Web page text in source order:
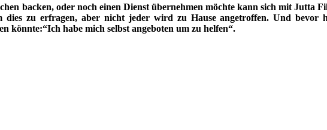
backen, oder noch einen Dienst übernehmen möchte kann sich mit
zu erfragen, aber nicht jeder wird zu Hause angetroffen. Und
könnte:“Ich habe mich selbst angeboten um zu helfen“.